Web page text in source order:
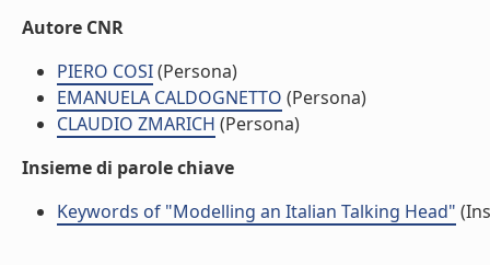
Autore CNR
PIERO COSI(Persona)
EMANUELA CALDOGNETTO (Persona)
CLAUDIO ZMARICH (Persona)
Insieme di parole chiave
Keywords of "Modelling an Italian Talking Head"